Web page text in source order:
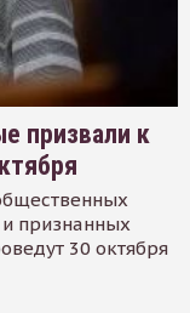
призвали к
признанных
30 октября